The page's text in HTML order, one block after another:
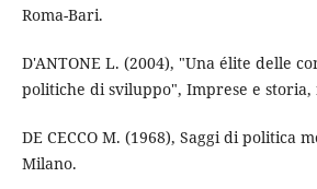
Roma-Bari.
D'ANTONE L. (2004), "Una élite delle
politiche di sviluppo", Imprese e storia,
DE CECCO M. (1968), Saggi di politica
Milano.